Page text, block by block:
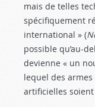
mais de telles
spécifiquement
international » (
possible qu’au-
devienne « un
lequel des
artificielles